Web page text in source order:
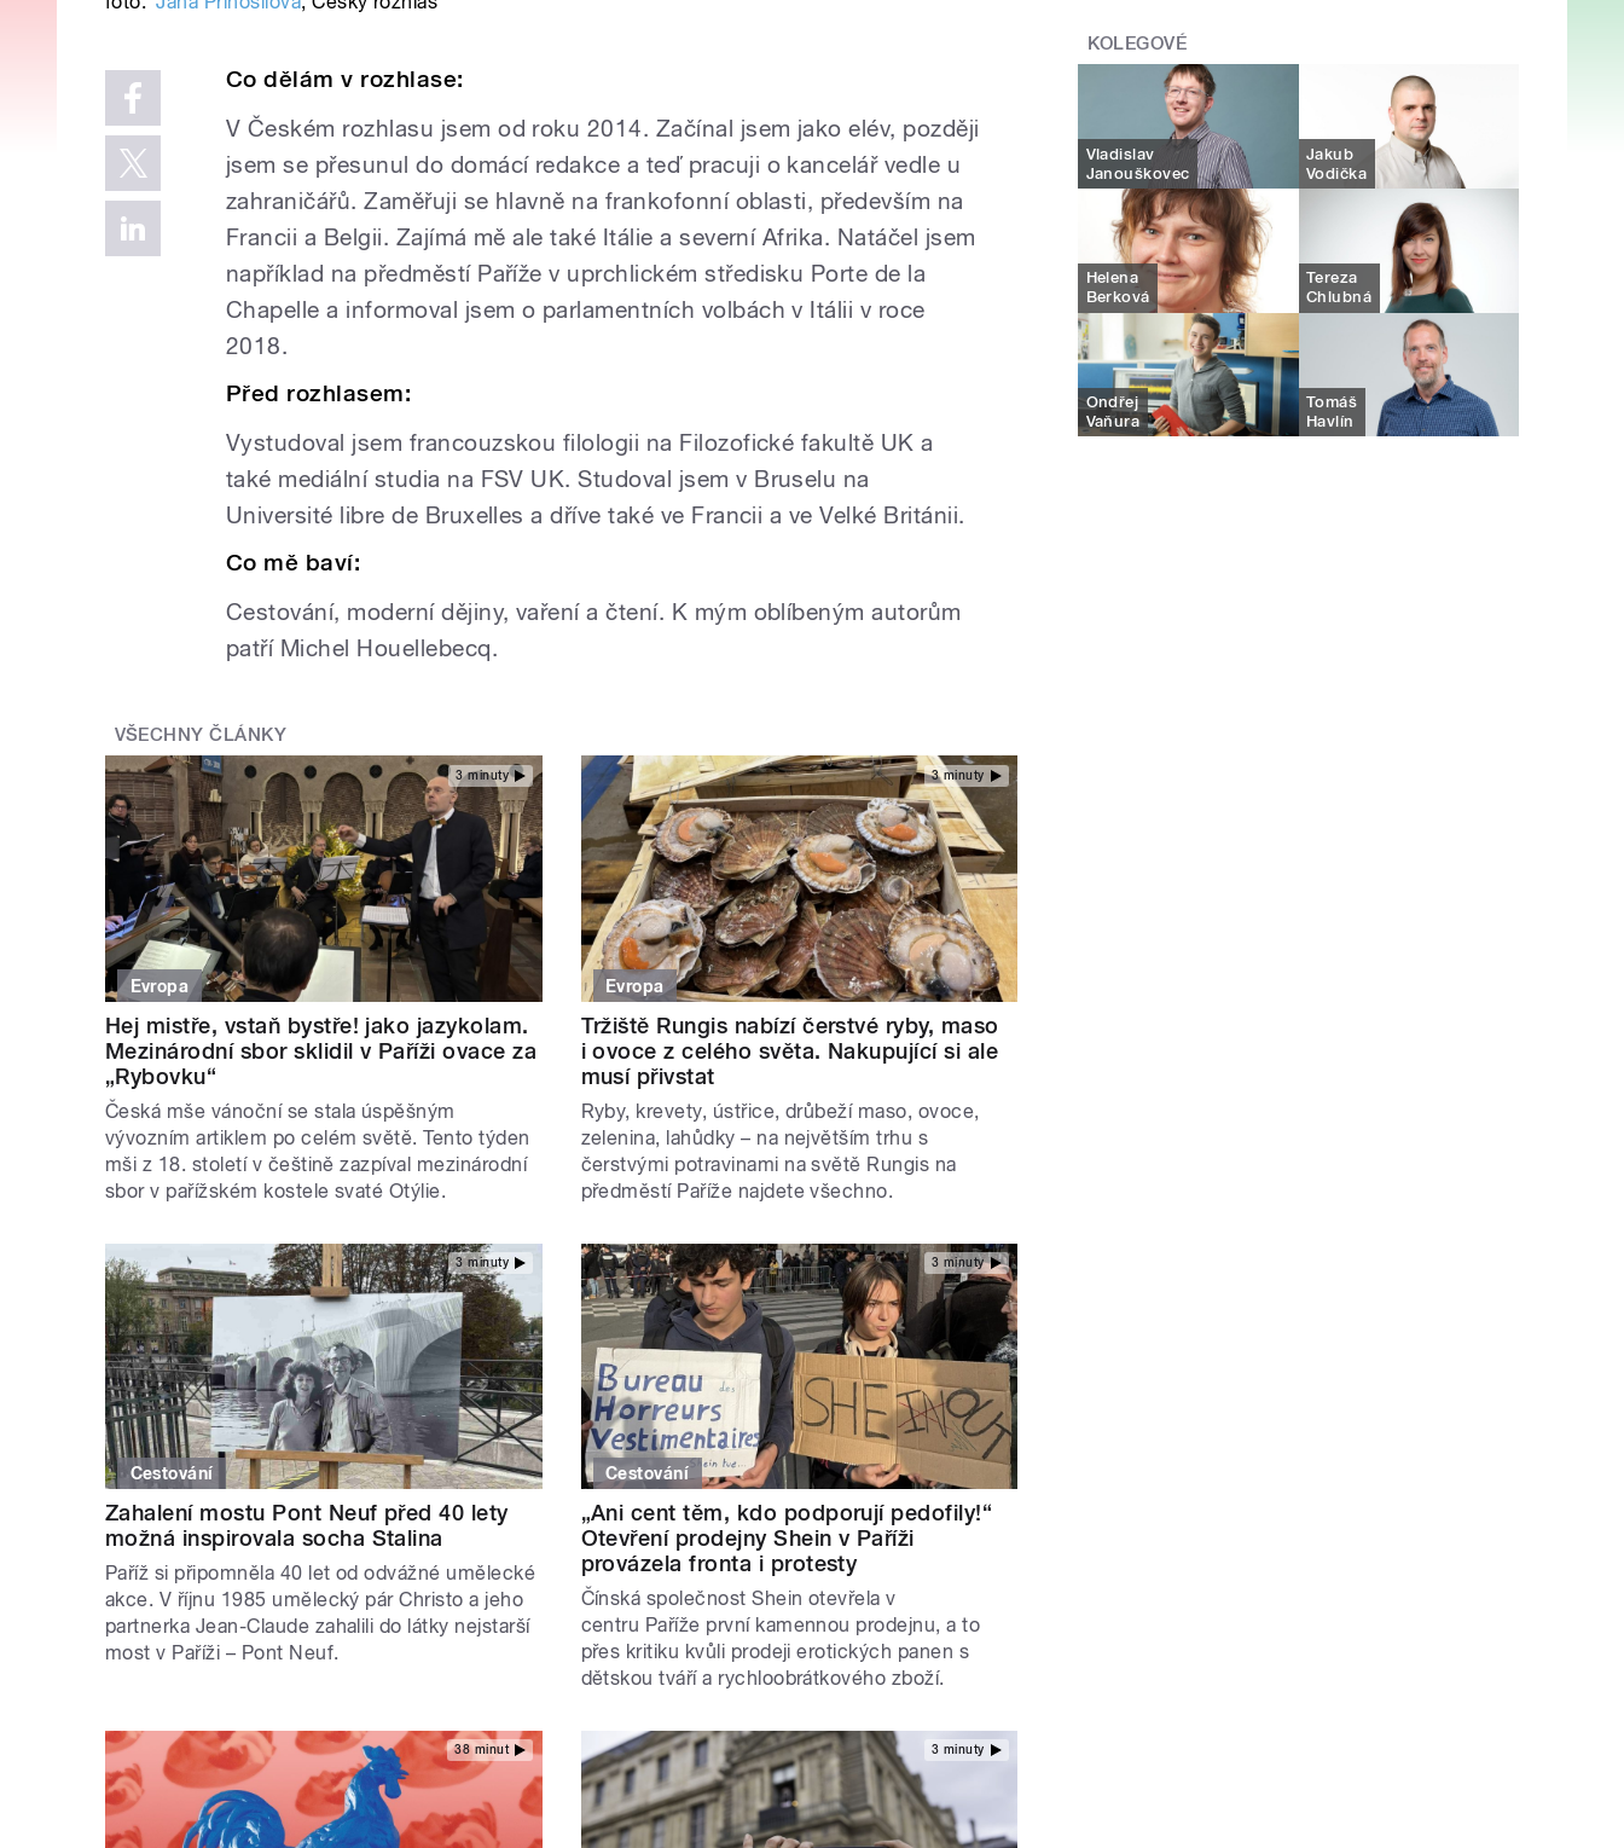
Co dělám v rozhlase:
V Českém rozhlasu jsem od roku 2014. Začínal jsem jako elév, později
jsem se přesunul do domácí redakce a teď pracuji o kancelář vedle u
zahraničářů. Zaměřuji se hlavně na frankofonní oblasti, především na
Francii a Belgii. Zajímá mě ale také Itálie a severní Afrika. Natáčel jsem
například na předměstí Paříže v uprchlickém středisku Porte de la
Chapelle a informoval jsem o parlamentních volbách v Itálii v roce
2018.
Před rozhlasem:
Vystudoval jsem francouzskou filologii na Filozofické fakultě UK a
také mediální studia na FSV UK. Studoval jsem v Bruselu na
Université libre de Bruxelles a dříve také ve Francii a ve Velké Británii.
Co mě baví:
Cestování, moderní dějiny, vaření a čtení. K mým oblíbeným autorům
patří Michel Houellebecq.
VŠECHNY ČLÁNKY
3 minuty
Evropa
Hej mistře, vstaň bystře! jako jazykolam.
Mezinárodní sbor sklidil v Paříži ovace za
„Rybovku“
Česká mše vánoční se stala úspěšným
vývozním artiklem po celém světě. Tento týden
mši z 18. století v češtině zazpíval mezinárodní
sbor v pařížském kostele svaté Otýlie.
3 minuty
Evropa
Tržiště Rungis nabízí čerstvé ryby, maso
i ovoce z celého světa. Nakupující si ale
musí přivstat
Ryby, krevety, ústřice, drůbeží maso, ovoce,
zelenina, lahůdky – na největším trhu s
čerstvými potravinami na světě Rungis na
předměstí Paříže najdete všechno.
3 minuty
Cestování
Zahalení mostu Pont Neuf před 40 lety
možná inspirovala socha Stalina
Paříž si připomněla 40 let od odvážné umělecké
akce. V říjnu 1985 umělecký pár Christo a jeho
partnerka Jean-Claude zahalili do látky nejstarší
most v Paříži – Pont Neuf.
3 minuty
Cestování
„Ani cent těm, kdo podporují pedofily!“
Otevření prodejny Shein v Paříži
provázela fronta i protesty
Čínská společnost Shein otevřela v
centru Paříže první kamennou prodejnu, a to
přes kritiku kvůli prodeji erotických panen s
dětskou tváří a rychloobrátkového zboží.
38 minut 3 minuty
KOLEGOVÉ
Vladislav
Janouškovec
Jakub
Vodička
Helena
Berková
Tereza
Chlubná
Ondřej
Vaňura
Tomáš
Havlín